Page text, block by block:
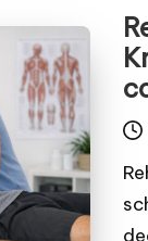
in